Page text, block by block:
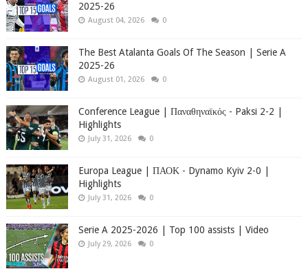
2025-26
August 04, 2026 0
The Best Atalanta Goals Of The Season | Serie A
2025-26
August 01, 2026 0
Conference League | Παναθηναϊκός - Paksi 2-2 |
Highlights
July 31, 2026 0
Europa League | ΠΑΟΚ - Dynamo Kyiv 2-0 |
Highlights
July 31, 2026 0
Serie A 2025-2026 | Top 100 assists | Video
July 29, 2026 0